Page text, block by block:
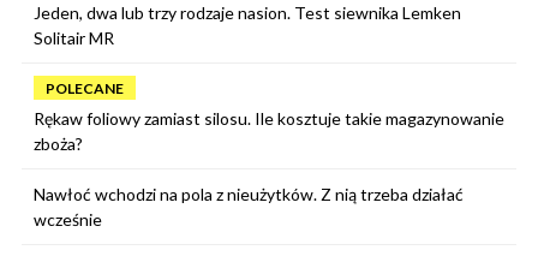
Jeden, dwa lub trzy rodzaje nasion. Test siewnika Lemken
Solitair MR
POLECANE
Rękaw foliowy zamiast silosu. Ile kosztuje takie magazynowanie
zboża?
Nawłoć wchodzi na pola z nieużytków. Z nią trzeba działać
wcześnie